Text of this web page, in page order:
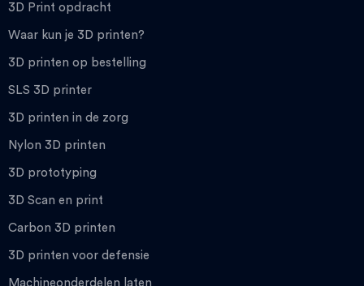
3D Print opdracht
Waar kun je 3D printen?
3D printen op bestelling
SLS 3D printer
3D printen in de zorg
Nylon 3D printen
3D prototyping
3D Scan en print
Carbon 3D printen
3D printen voor defensie
Machineonderdelen laten